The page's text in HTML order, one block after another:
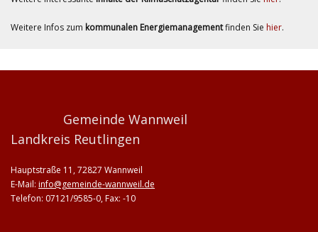
Weitere Infos zum kommunalen Energiemanagementfinden Sie hier.
Gemeinde Wannweil
Landkreis Reutlingen
Hauptstraße 11, 72827 Wannweil
E-Mail: info@gemeinde-wannweil.de
Telefon: 07121/9585-0, Fax: -10